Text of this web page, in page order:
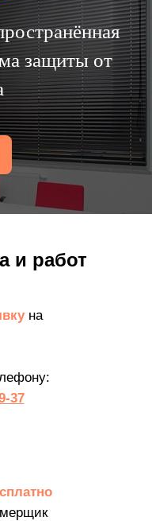
защиты от
на
37
и работ